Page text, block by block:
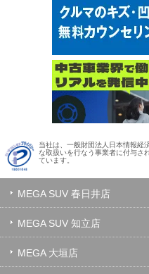
当社は、一般財団法人日本情報経
な取扱いを行なう事業者に付与さ
ています。
MEGA SUV 春日井店
MEGA SUV 知立店
MEGA 大垣店